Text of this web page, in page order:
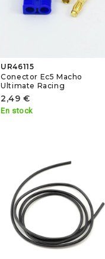
UR46115
Conector Ec5 Macho
Ultimate Racing
2,49 €
En stock